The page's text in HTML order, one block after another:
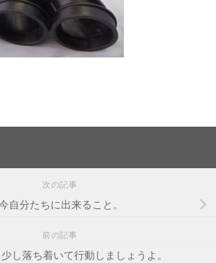
次の記事
自分たちに出来ること。
前の記事
し落ち着いて行動しましょうよ。